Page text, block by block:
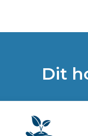
Dit